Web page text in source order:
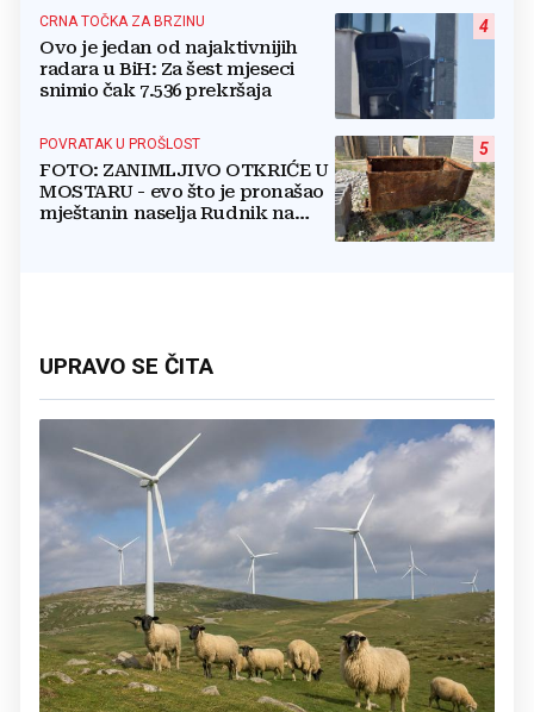
4
CRNA TOČKA ZA BRZINU
Ovo je jedan od najaktivnijih
radara u BiH: Za šest mjeseci
snimio čak 7.536 prekršaja
5
POVRATAK U PROŠLOST
FOTO: ZANIMLJIVO OTKRIĆE U
MOSTARU - evo što je pronašao
mještanin naselja Rudnik na
UPRAVO SE ČITA